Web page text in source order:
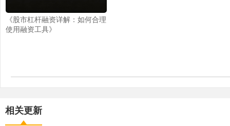
《股市杠杆融资详解：如何合理
使用融资工具》
相关更新